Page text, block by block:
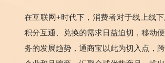
在互联网+时代下，消费者对于线上线
积分互通、兑换的需求日益迫切，移动
务的发展趋势，通商宝以此为切入点，